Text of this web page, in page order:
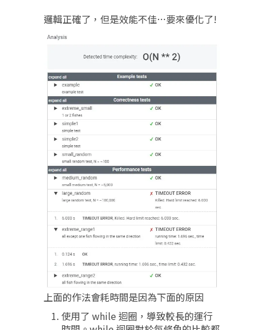
邏輯正確了，但是效能不佳…要來優化了!
上面的作法會耗時間是因為下面的原因
使用了 while 迴圈，導致較長的運行